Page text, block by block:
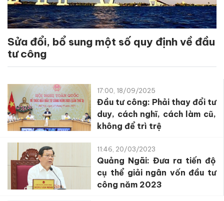
Sửa đổi, bổ sung một số quy định về đầu
tư công
17:00, 18/09/2025
Đầu tư công: Phải thay đổi tư
duy, cách nghĩ, cách làm cũ,
không để trì trệ
11:46, 20/03/2023
Quảng Ngãi: Đưa ra tiến độ
cụ thể giải ngân vốn đầu tư
công năm 2023